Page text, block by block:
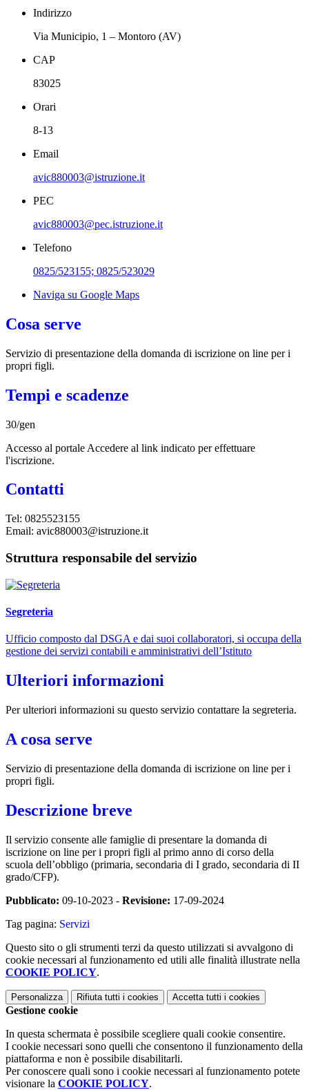
Indirizzo
Via Municipio, 1 – Montoro (AV)
CAP
83025
Orari
8-13
Email
avic880003@istruzione.it
PEC
avic880003@pec.istruzione.it
Telefono
0825/523155; 0825/523029
Naviga su Google Maps
Cosa serve
Servizio di presentazione della domanda di iscrizione on line per i
propri figli.
Tempi e scadenze
30/gen
Accesso al portale Accedere al link indicato per effettuare
l'iscrizione.
Contatti
Tel: 0825523155
Email: avic880003@istruzione.it
Struttura responsabile del servizio
Segreteria
Ufficio composto dal DSGA e dai suoi collaboratori, si occupa della
gestione dei servizi contabili e amministrativi dell’Istituto
Ulteriori informazioni
Per ulteriori informazioni su questo servizio contattare la segreteria.
A cosa serve
Servizio di presentazione della domanda di iscrizione on line per i
propri figli.
Descrizione breve
Il servizio consente alle famiglie di presentare la domanda di
iscrizione on line per i propri figli al primo anno di corso della
scuola dell’obbligo (primaria, secondaria di I grado, secondaria di II
grado/CFP).
Pubblicato: 09-10-2023 - Revisione: 17-09-2024
Tag pagina: Servizi
Questo sito o gli strumenti terzi da questo utilizzati si avvalgono di
cookie necessari al funzionamento ed utili alle finalità illustrate nella
COOKIE POLICY.
Personalizza Rifiuta tutti i cookies Accetta tutti i cookies
Gestione cookie
In questa schermata è possibile scegliere quali cookie consentire.
I cookie necessari sono quelli che consentono il funzionamento della
piattaforma e non è possibile disabilitarli.
Per conoscere quali sono i cookie necessari al funzionamento potete
visionare la COOKIE POLICY.